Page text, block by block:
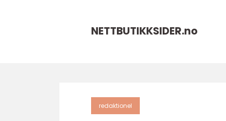
NETTBUTIKKSIDER.no
redaktionel